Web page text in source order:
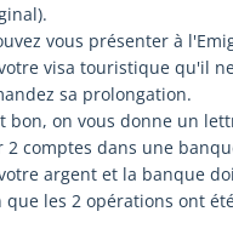
vous présenter à
visa touristique qu'il
sa prolongation.
bon, on vous donne un
comptes dans une
argent et la banque
que les 2 opérations ont